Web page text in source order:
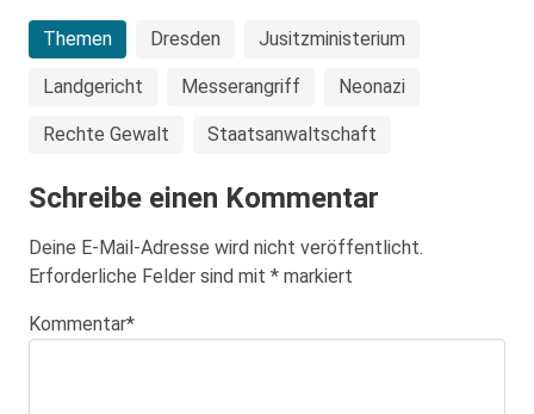
Themen Dresden Jusitzministerium
Landgericht Messerangriff Neonazi
Rechte Gewalt Staatsanwaltschaft
Schreibe einen Kommentar
Deine E-Mail-Adresse wird nicht veröffentlicht.
Erforderliche Felder sind mit * markiert
Kommentar*